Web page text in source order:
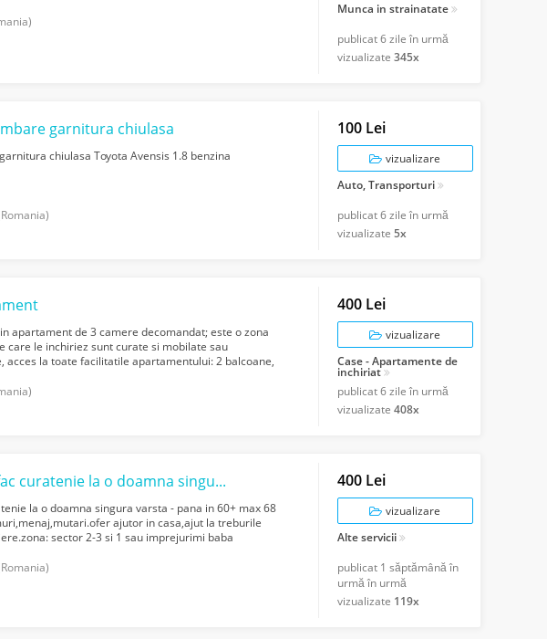
Munca in strainatate
publicat6 zile în urmă
vizualizate 345x
garnitura chiulasa
chiulasa Toyota Avensis 1.8 benzina
100 Lei
vizualizare
Auto, Transporturi
publicat6 zile în urmă
vizualizate 5x
apartament de 3 camere decomandat; este o zona
care le inchiriez sunt curate si mobilate sau
acces la toate facilitatile apartamentului: 2 balcoane,
400 Lei
vizualizare
Case - Apartamente de
inchiriat
publicat6 zile în urmă
vizualizate 408x
curatenie la o doamna singura
la o doamna singura varsta - pana in 60+ max 68
ajutor in casa,ajut la treburile
sector 2-3 si 1 sau imprejurimi baba
400 Lei
vizualizare
Alte servicii
publicat 1 săptămână în
urmă în urmă
vizualizate 119x